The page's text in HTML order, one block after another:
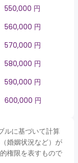
550,000 円
560,000 円
570,000 円
580,000 円
590,000 円
600,000 円
ルに基づいて計算
婚姻状況など）が
権限を表すもので